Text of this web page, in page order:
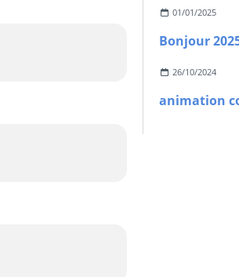
01/01/2025
Bonjour
26/10/2024